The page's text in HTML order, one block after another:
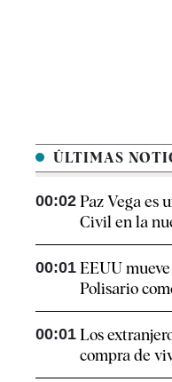
ÚLTIMAS
00:02 Paz Vega es
Civil en la
00:01 EEUU
Polisario
00:01 Los
compra de